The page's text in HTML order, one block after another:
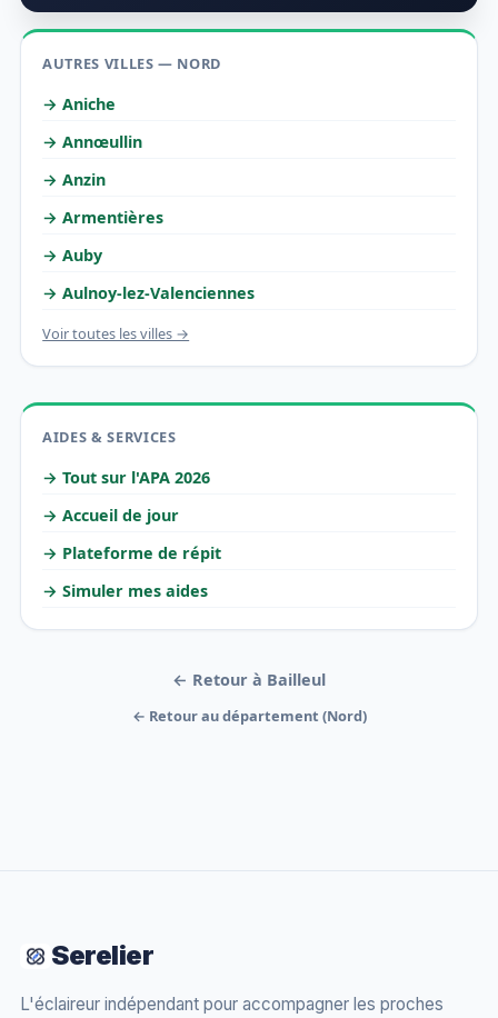
AUTRES VILLES — NORD
→ Aniche
→ Annœullin
→ Anzin
→ Armentières
→ Auby
→ Aulnoy-lez-Valenciennes
Voir toutes les villes →
AIDES & SERVICES
→ Tout sur l'APA 2026
→ Accueil de jour
→ Plateforme de répit
→ Simuler mes aides
← Retour à Bailleul
← Retour au département (Nord)
Serelier
L'éclaireur indépendant pour accompagner les proches